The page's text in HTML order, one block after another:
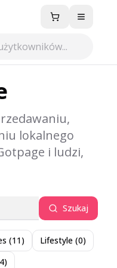
Menu
lokalnego
i ludzi,
Szukaj
(11) Lifestyle (0)
)